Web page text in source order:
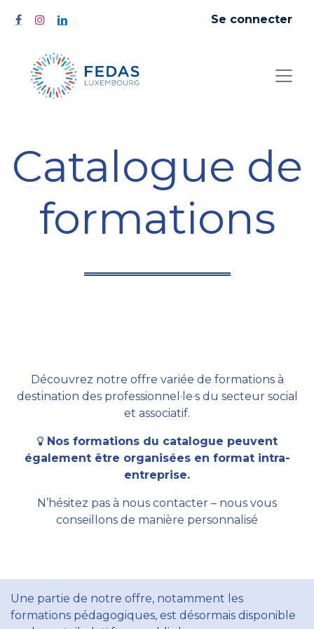
Se connecter
Catalogue de
formations
Découvrez notre offre variée de formations à
destination des professionnel·le·s du secteur social
et associatif.
Nos formations du catalogue peuvent
également être organisées en format intra-
entreprise.
N’hésitez pas à nous contacter – nous vous
conseillons de manière personnalisé
Une partie de notre offre, notamment les
formations pédagogiques, est désormais disponible